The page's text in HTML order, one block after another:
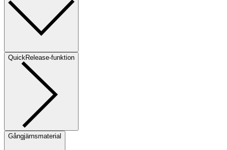
QuickRelease-funktion
Gångjärnsmaterial